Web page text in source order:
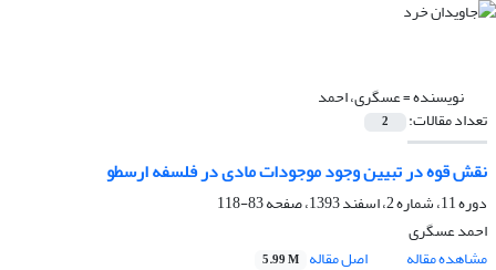
نویسنده =عسگری، احمد
تعداد مقالات: 2
نقش قوه در تبیین وجود موجودات مادی در فلسفه ارسطو
دوره 11، شماره 2، اسفند 1393، صفحه
83-118
احمد عسگری
مشاهده مقاله
اصل مقاله 5.99 M